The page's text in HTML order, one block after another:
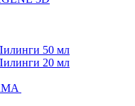
50 мл
20 мл